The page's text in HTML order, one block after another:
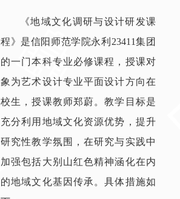
《地域文化调研与设计研发课
程》是信阳师范学院永利23411集团
的一门本科专业必修课程，授课对
象为艺术设计专业平面设计方向在
校生，授课教师郑蔚。教学目标是
充分利用地域文化资源优势，提升
研究性教学氛围，在研究与实践中
加强包括大别山红色精神涵化在内
的地域文化基因传承。具体措施如